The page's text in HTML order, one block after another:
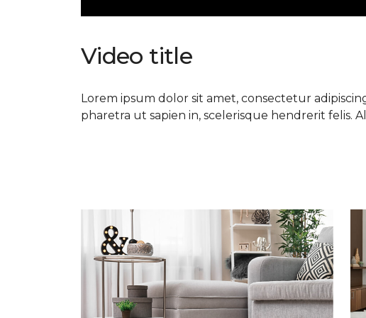
Video title
Lorem ipsum dolor sit amet, consectetur
pharetra ut sapien in, scelerisque hendrerit felis.